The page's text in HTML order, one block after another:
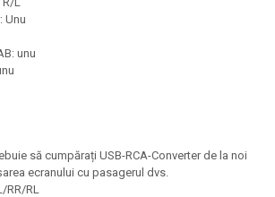
Unu
unu
să cumpărați USB-RCA-Converter de la noi
ecranului cu pasagerul dvs.
RR/RL